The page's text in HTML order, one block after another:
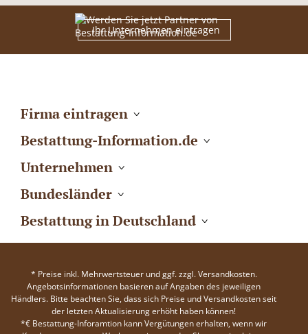
Ihr Unternehmen eintragen
Firma eintragen
Bestattung-Information.de
Unternehmen
Bundesländer
Bestattung in Deutschland
* Preise inkl. Mehrwertsteuer und ggf. zzgl. Versandkosten.
Angebotsinformationen basieren auf Angaben des jeweiligen
Händlers. Bitte beachten Sie, dass sich Preise und Versandkosten seit
der letzten Aktualisierung erhöht haben können!
*€ Bestattung-Inforamtion kann Vergütungen erhalten, wenn wir